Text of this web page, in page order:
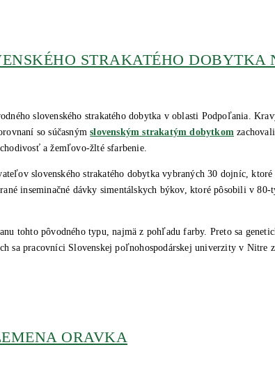
STRAKATÉHO DOBYTKA
slovenského strakatého dobytka v oblasti Podpoľania.
so súčasnýmslovenským strakatým dobytkom
a žemľovo-žlté sfarbenie.
slovenského strakatého dobytka vybraných 30 dojníc,
inseminačné dávky simentálskych býkov, ktoré pôsobili v
tohto pôvodného typu, najmä z pohľadu farby. Preto sa
pracovníci Slovenskej poľnohospodárskej univerzity v Nitre
ORAVKA